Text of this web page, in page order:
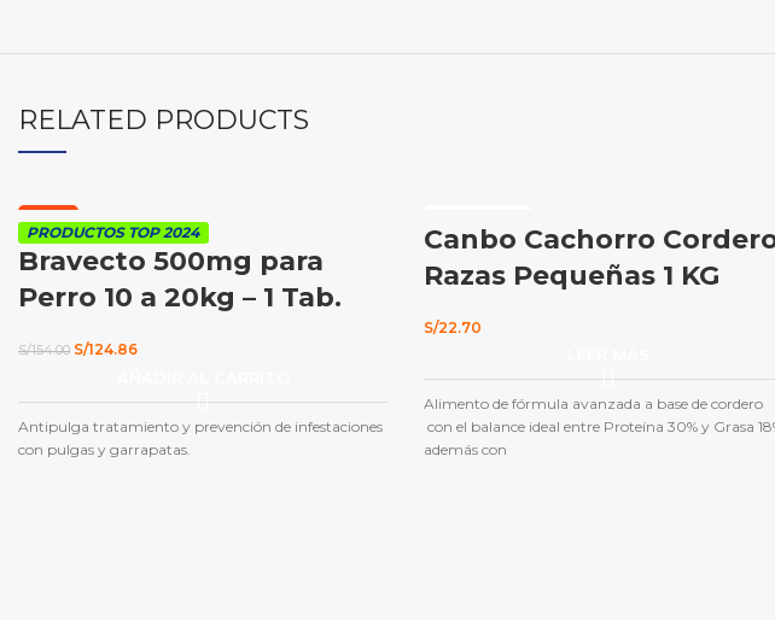
RELATED PRODUCTS
-19%
PRODUCTOS TOP 2024
Bravecto 500mg para
Perro 10 a 20kg – 1 Tab.
S/154.00 El
era:
S/154.00.
S/124.86El
es:
S/124.86.
Antipulga tratamiento y prevención de infestaciones
con pulgas y garrapatas.
Canbo Cachorro
Razas Pequeñas 1 KG
S/22.70
Alimento de fórmula avanzada a base de cordero
con el balance ideal entre Proteína 30% y Grasa
además con